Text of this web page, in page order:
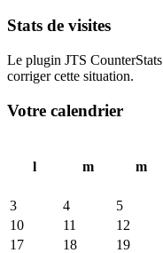
Stats de visites
Le plugin JTS
corriger cette situation.
Votre calendrier
l
m m
3
4 5
10
11 12
17
18 19